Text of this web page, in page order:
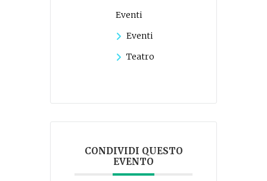
Eventi
Eventi
Teatro
CONDIVIDI QUESTO
EVENTO